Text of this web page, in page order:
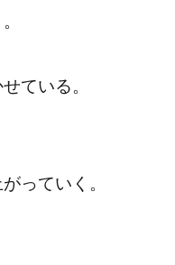
ている。
っていく。